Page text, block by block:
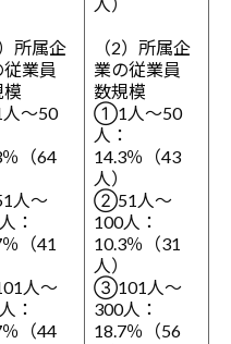
）所属企
従業員
模
～50
（64
人～
：
（41
人～
：
（44
人）
（2）所属企
業の従業員
数規模
①1人～50
人：
14.3％（43
人）
②51人～
100人：
10.3％（31
人）
③101人～
300人：
18.7％（56